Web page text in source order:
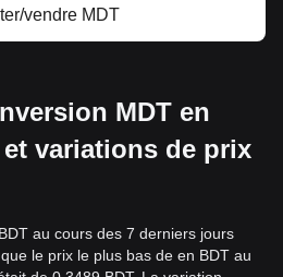
vendre MDT
MDT en
variations de prix
au cours des 7 derniers jours
le prix le plus bas de en BDT au